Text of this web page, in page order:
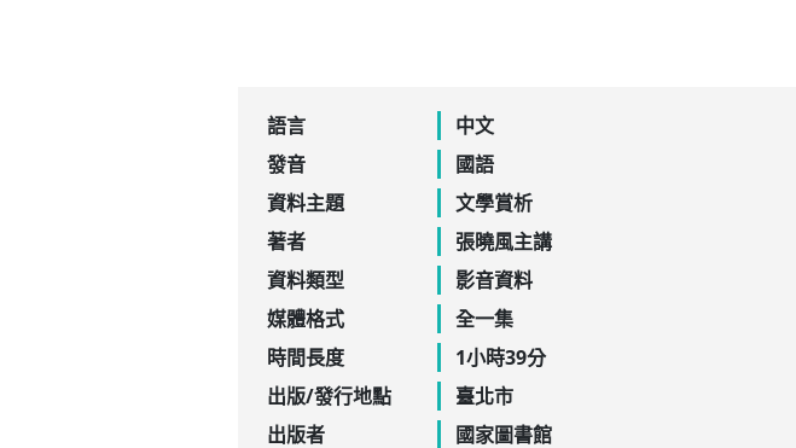
語言
中文
發音
國語
資料主題
文學賞析
著者
張曉風主講
資料類型
影音資料
媒體格式
全一集
時間長度
1小時39分
出版/發行地點
臺北市
出版者
國家圖書館